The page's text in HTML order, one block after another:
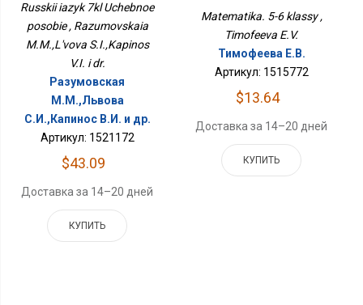
Russkii iazyk 7kl Uchebnoe
posobie , Razumovskaia
M.M.,L'vova S.I.,Kapinos
V.I. i dr.
Разумовская
М.М.,Львова
С.И.,Капинос В.И. и др.
Артикул: 1521172
$43.09
Доставка за 14–20 дней
КУПИТЬ
Matematika. 5-6 klassy ,
Timofeeva E.V.
Тимофеева Е.В.
Артикул: 1515772
$13.64
Доставка за 14–20 дней
КУПИТЬ